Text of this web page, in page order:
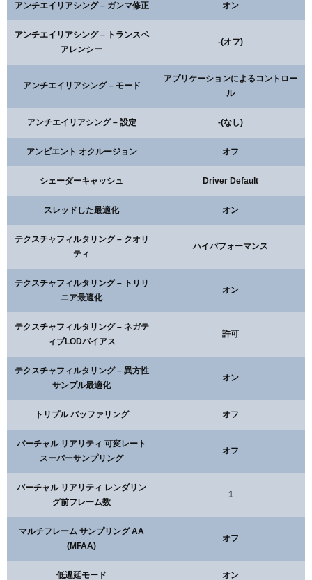
1 1 3 0
4 1 0
アンチエイリアシング – ガンマ修正 オン
アンチエイリアシング – トランスペ
アレンシー
-(オフ)
アンチエイリアシング – モード
アプリケーションによるコントロー
ル
アンチエイリアシング – 設定 -(なし)
アンビエント オクルージョン オフ
シェーダーキャッシュ Driver Default
スレッドした最適化 オン
テクスチャフィルタリング – クオリ
ティ
ハイパフォーマンス
テクスチャフィルタリング – トリリ
ニア最適化
オン
テクスチャフィルタリング – ネガテ
ィブLODバイアス
許可
テクスチャフィルタリング – 異方性
サンプル最適化
オン
トリプル バッファリング オフ
バーチャル リアリティ 可変レート
スーパーサンプリング
オフ
バーチャル リアリティ レンダリン
グ前フレーム数
1
マルチフレーム サンプリング AA
(MFAA)
オフ
低遅延モード オン